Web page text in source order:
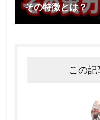
その特徴とは？
この